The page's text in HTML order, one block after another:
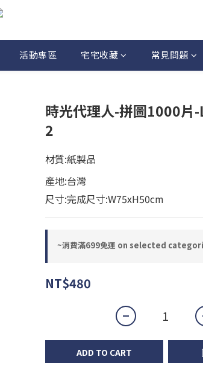
活動專區 宅宅收藏 常見問題
時光代理人-拼圖1000片
2
材質:紙製品
產地:台灣
尺寸:完成尺寸:W75xH50cm
~消費滿699免運 on selected
NT$480
ADD TO CART